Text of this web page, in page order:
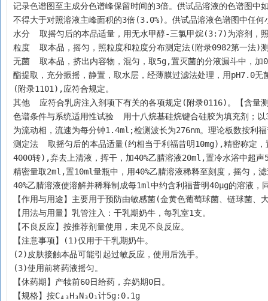
记录色谱图至主成分色谱峰保留时间的3倍。供试品溶液的色谱图
不得大于对照溶液主峰面积的3倍(3.0%)。供试品溶液色谱图中任
水分  取摇匀后的本品适量，用无水甲醇-三氯甲烷(3:7)为溶剂，
粒度  取本品，摇匀，照粒度和粒度分布测定法(附录0982第一法)
无菌  取本品，挤出内容物，混匀，取5g,置灭菌的分液漏斗中，
酯提取，充分振摇，静置，取水层，经薄膜过滤法处理，用pH7.0
(附录1101),应符合规定。
其他  应符合乳房注入剂项下有关的各项规定(附录0116)。【含量
色谱条件与系统适用性试验  用十八烷基硅烷键合硅胶为填充
为流动相，流速为每分钟1.4ml;检测波长为276nm。理论板数按利
测定法  取摇匀后的本品适量(约相当于利福昔明10mg),精密称定
4000转),弃去上清液，挥干，加40%乙腈溶液20ml,置冷水浴中超声
精密量取2ml,置10ml量瓶中，用40%乙腈溶液稀释至刻度，摇匀，
40%乙腈溶液使溶解并稀释制成每1ml中约含利福昔明40μg的溶液，
【作用与用途】主要用于预防由敏感菌(金黄色葡萄球菌、链球菌
【用法与用量】乳管注入：干乳期奶牛，每乳室1支。
【不良反应】按推荐剂量使用，未见不良反应。
【注意事项】(1)仅用于干乳期奶牛。
(2)皮肤接触本品可能引起过敏反应，使用后洗手。
(3)使用前将药液摇匀。
【休药期】产犊前60日给药，弃奶期0日。
【规格】按C₄₃H₃N₃O₁计5g:0.1g